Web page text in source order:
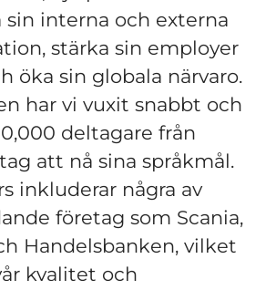
interna och externa
stärka sin employer
öka sin globala närvaro.
har vi vuxit snabbt och
deltagare från
att nå sina språkmål.
inkluderar några av
företag som Scania,
Handelsbanken, vilket
kvalitet och